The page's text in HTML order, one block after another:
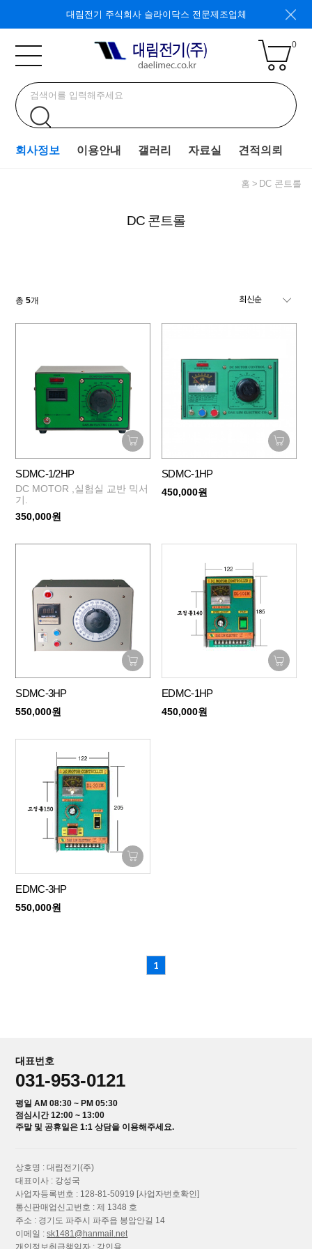
대림전기 주식회사 슬라이닥스 전문제조업체
0
회사정보 이용안내 갤러리 자료실 견적의뢰
홈 DC 콘트롤
DC 콘트롤
총5개
SDMC-1/2HP
DC MOTOR ,실험실 교반 믹서
기.
350,000원
SDMC-1HP
450,000원
SDMC-3HP
550,000원
EDMC-1HP
450,000원
EDMC-3HP
550,000원
1
대표번호
031-953-0121
평일 AM 08:30 ~ PM 05:30
점심시간 12:00 ~ 13:00
주말 및 공휴일은 1:1 상담을 이용해주세요.
상호명 : 대림전기(주)
대표이사 : 강성국
사업자등록번호 : 128-81-50919 [사업자번호확인]
통신판매업신고번호 : 제 1348 호
주소 : 경기도 파주시 파주읍 봉암안길 14
이메일 :sk1481@hanmail.net
개인정보취급책임자 : 강인용